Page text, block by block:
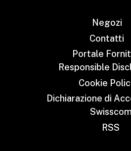
Negozi
Contatti
Portale
Responsible
Cookie
Dichiarazione di
Swisscom
RSS